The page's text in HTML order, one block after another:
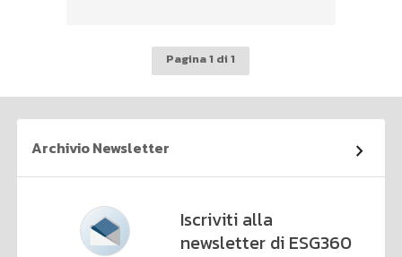
Pagina 1 di 1
Archivio Newsletter
Iscriviti alla
newsletter di ESG360